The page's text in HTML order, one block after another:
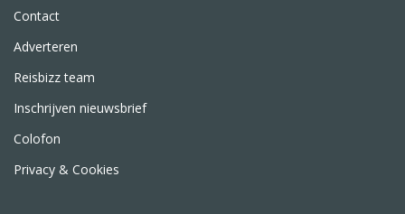
Contact
Adverteren
Reisbizz team
Inschrijven nieuwsbrief
Colofon
Privacy & Cookies